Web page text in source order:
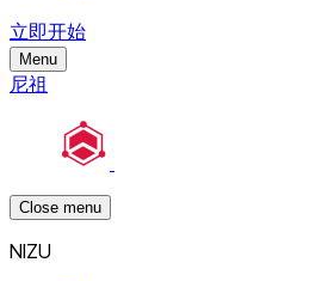
立即开始
Menu
尼祖
Close menu
NIZU